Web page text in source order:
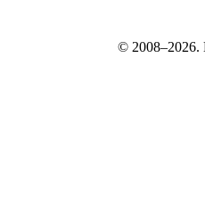
© 2008–2026.